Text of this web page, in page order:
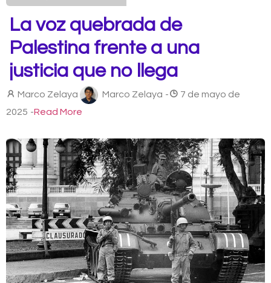
La voz quebrada de
Palestina frente a una
justicia que no llega
Marco Zelaya Marco Zelaya -
7 de mayo de
2025 -Read More